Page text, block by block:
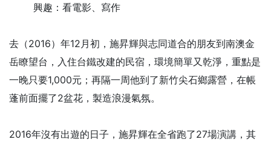
興趣：看電影、寫作
去（2016）年12月初，施昇輝與志同道合的朋友到南澳金
岳瞭望台，入住台鐵改建的民宿，環境簡單又乾淨，重點是
一晚只要1,000元；再隔一周他到了新竹尖石鄉露營，在帳
蓬前面擺了2盆花，製造浪漫氣氛。
2016年沒有出遊的日子，施昇輝在全省跑了27場演講，其